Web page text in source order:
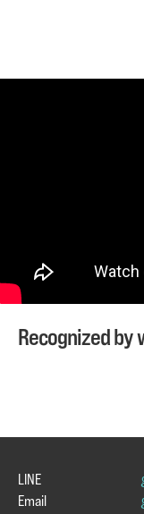
Recognized
LINE
Email